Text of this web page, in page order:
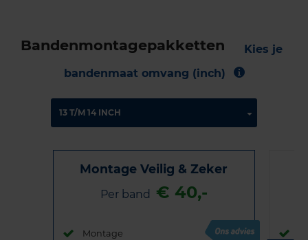
Bandenmontagepakketten
Kies je
bandenmaat omvang (inch)
Montage Veilig & Zeker
Per band € 40,-
Montage